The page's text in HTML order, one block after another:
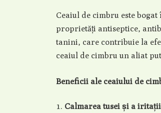
Ceaiul de cimbru este
proprietăți antiseptice,
tanini, care contribuie la
ceaiul de cimbru un aliat
Beneficii ale ceaiului de
Calmarea tusei și a